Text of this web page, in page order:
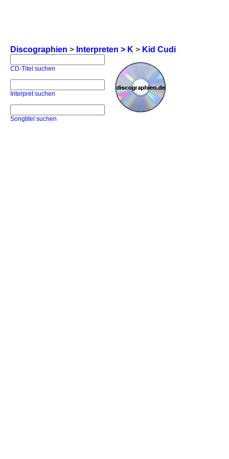
Discographien > Interpreten > K > Kid Cudi
CD-Titel suchen
Interpret suchen
Songtitel suchen